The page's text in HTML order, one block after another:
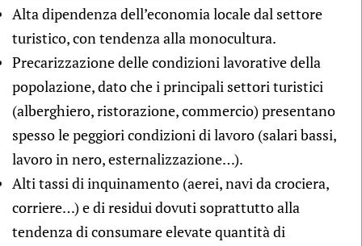
Alta dipendenza dell’economia locale dal settore
turistico, con tendenza alla monocultura.
Precarizzazione delle condizioni lavorative della
popolazione, dato che i principali settori turistici
(alberghiero, ristorazione, commercio) presentano
spesso le peggiori condizioni di lavoro (salari bassi,
lavoro in nero, esternalizzazione…).
Alti tassi di inquinamento (aerei, navi da crociera,
corriere…) e di residui dovuti soprattutto alla
tendenza di consumare elevate quantità di